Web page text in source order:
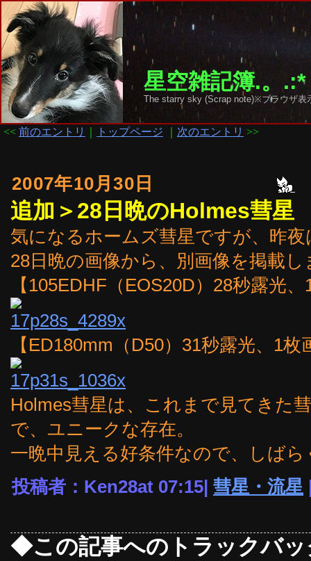
星空雑記簿.。
The starry sky (Scrap note)※ブラウザ
<< 前のエントリ トップページ 次のエントリ >>
2007年10月30日
追加＞28日晩のHolmes彗星
気になるホームズ彗星ですが、昨
28日晩の画像から、別画像を掲載し
【105EDHF（EOS20D）28秒露光
【ED180mm（D50）31秒露光、1枚
Holmes彗星は、これまで見てきた
で、ユニークな存在。
一晩中見える好条件なので、しば
投稿者：Ken28at 07:15| 彗星・流星
◆この記事へのトラックバッ